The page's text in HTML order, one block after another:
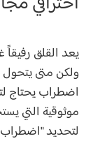
يعد القلق
ولكن متى
موثوقية التي
لتحديد "اضطراب